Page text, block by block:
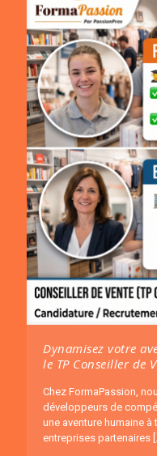
Dynamisez votre
le TP Conseiller de
Chez FormaPassion,
développeurs de
une aventure humaine
entreprises partenaires